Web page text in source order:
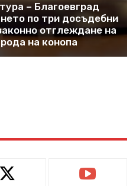
– Благоевград
по три досъдебни
отглеждане на
на конопа